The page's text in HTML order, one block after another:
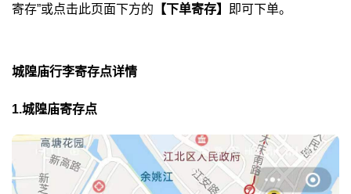
寄存”或点击此页面下方的 【下单寄存】 即可下单。
城隍庙行李寄存点详情
1.城隍庙寄存点